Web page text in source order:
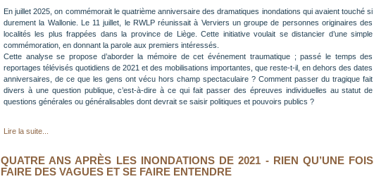
En juillet 2025, on commémorait le quatrième anniversaire des dramatiques inondations qui avaient touché si
durement la Wallonie. Le 11 juillet, le RWLP réunissait à Verviers un groupe de personnes originaires des
localités les plus frappées dans la province de Liège. Cette initiative voulait se distancier d’une simple
commémoration, en donnant la parole aux premiers intéressés.
Cette analyse se propose d’aborder la mémoire de cet événement traumatique ; passé le temps des
reportages télévisés quotidiens de 2021 et des mobilisations importantes, que reste-t-il, en dehors des dates
anniversaires, de ce que les gens ont vécu hors champ spectaculaire ? Comment passer du tragique fait
divers à une question publique, c’est-à-dire à ce qui fait passer des épreuves individuelles au statut de
questions générales ou généralisables dont devrait se saisir politiques et pouvoirs publics ?
Lire la suite...
QUATRE ANS APRÈS LES INONDATIONS DE 2021 - RIEN QU’UNE FOIS
FAIRE DES VAGUES ET SE FAIRE ENTENDRE